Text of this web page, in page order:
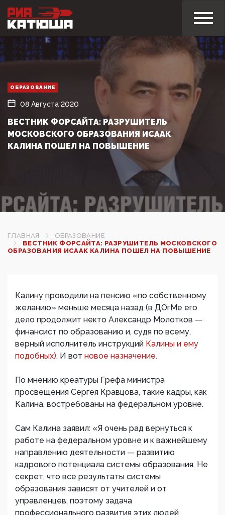
ОБРАЗОВАНИЕ
08 Августа 2020
ВЕСТНИК ФОРСАЙТА: РАЗРУШИТЕЛЬ
МОСКОВСКОГО ОБРАЗОВАНИЯ ИСААК
КАЛИНА ПОШЕЛ НА ПОВЫШЕНИЕ
ГЛАВНАЯ
ОБРАЗОВАНИЕ
ВЕСТНИК ФОРСАЙТА: РАЗРУШИТЕЛЬ МОСКОВСКОГО
ОБРАЗОВАНИЯ ИСААК КАЛИНА ПОШЕЛ НА ПОВЫШЕНИЕ
Калину проводили на пенсию «по собственному
желанию» меньше месяца назад (в ДОгМе его
дело продолжит некто Александр Молотков —
финансист по образованию и, судя по всему,
верный исполнитель инструкций Калины и ему
подобных). И вот новое назначение.
По мнению креатуры Грефа министра
просвещения Сергея Кравцова, такие кадры, как
Калина, востребованы на федеральном уровне.
Сам Калина заявил: «Я очень рад вернуться к
работе на федеральном уровне и к важнейшему
направлению деятельности — развитию
кадрового потенциала системы образования. Не
секрет, что все результаты системы
образования зависят от учителей и от
управленцев, поэтому задача
профессионального развития этих людей